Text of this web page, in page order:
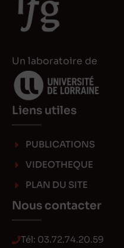
I
n
Un laboratoire de
Liens utiles
PUBLICATIONS
VIDEOTHEQUE
PLAN DU SITE
Nous contacter
Tél: 03.72.74.20.59